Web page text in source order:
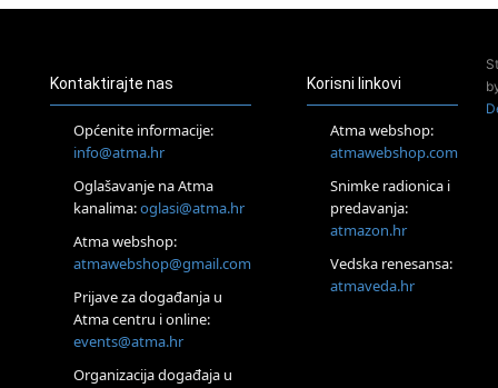
Pjesma srca / Zagreb
Tečaj Višeg Vodstva, razvijanja intuicije i Akaša zapisa
Online
Upisi u program Profesionalni hipnoterapeut — nova
Online
Postanite Nositelj Vibracije Nove Zemlje
Visoko
Alemka Dauskardt – Jednodnevna radionica sistemskih
konstelacija
Kontaktirajte nas
Općenite informacije:
info@atma.hr
Oglašavanje na Atma
kanalima:oglasi@atma.hr
Atma webshop:
atmawebshop@gmail.com
Prijave za događanja u
Atma centru i online:
events@atma.hr
Organizacija događaja u
Korisni linkovi
Atma webshop:
atmawebshop.com
Snimke radionica i
predavanja:
atmazon.hr
Vedska renesansa:
atmaveda.hr